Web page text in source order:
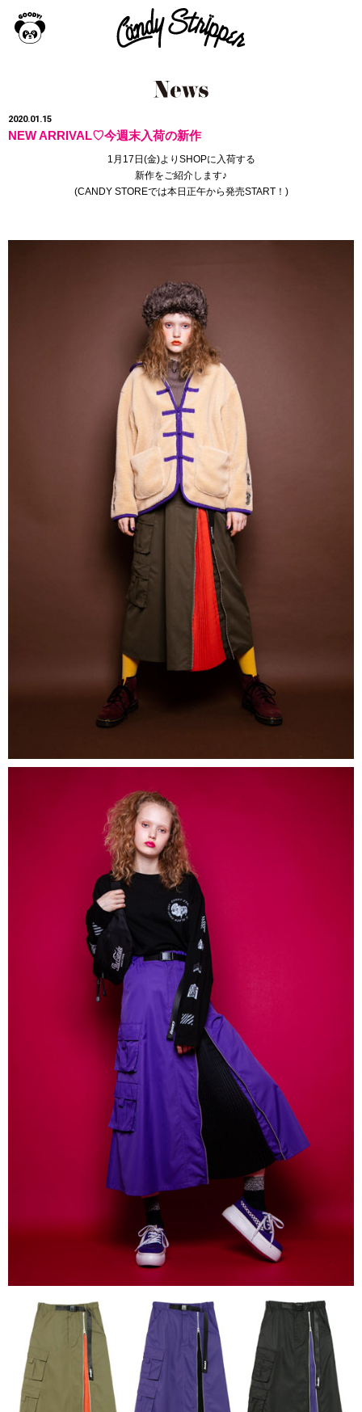
2020.01.15
NEW ARRIVAL♡今週末入荷の新作
1月17日(金)よりSHOPに入荷する
新作をご紹介します♪
(CANDY STOREでは本日正午から発売START！ )